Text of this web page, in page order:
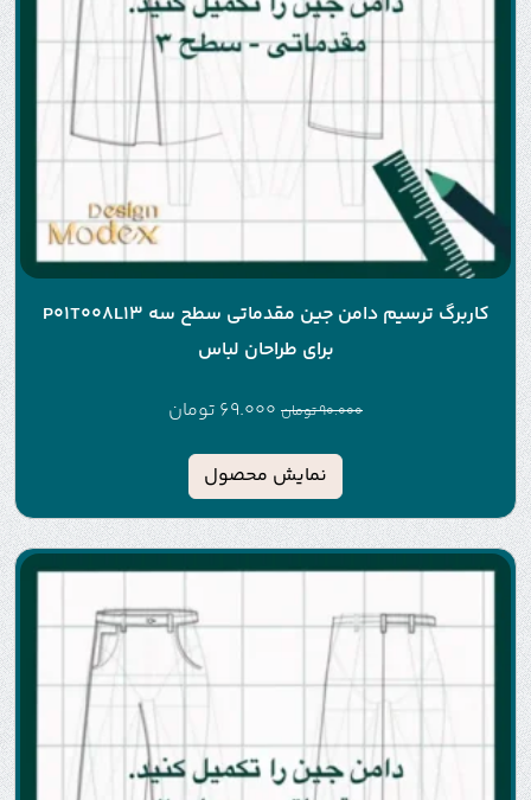
کاربرگ ترسیم دامن جین مقدماتی سطح سه P01T008L13
برای طراحان لباس
90.000تومان 69.000 تومان
نمایش محصول